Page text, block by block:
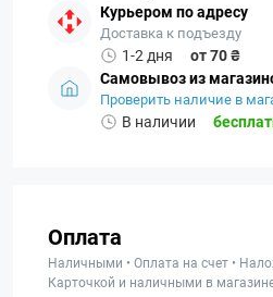
Курьером по адресу
Доставка к подъезду
1-2 дня
от 70 ₴
Самовывоз из
Проверить наличие в
В наличии
Оплата
Наличными • Оплата на счет •
Карточкой и наличными в